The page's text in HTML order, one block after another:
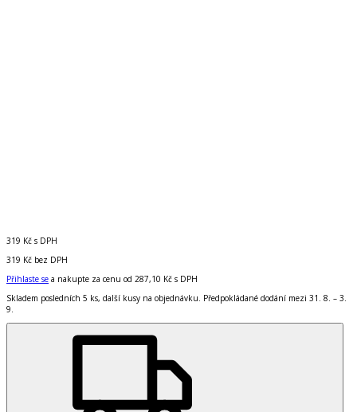
319 Kč s DPH
319 Kč bez DPH
Přihlaste se a nakupte za cenu od 287,10 Kč s DPH
Skladem posledních 5 ks, další kusy na objednávku. Předpokládané dodání mezi 31. 8. – 3.
9.